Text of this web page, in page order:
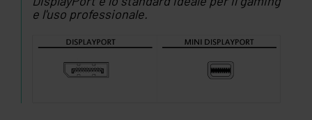
e l'uso professionale.